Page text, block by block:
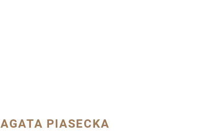
AGATA PIASECKA